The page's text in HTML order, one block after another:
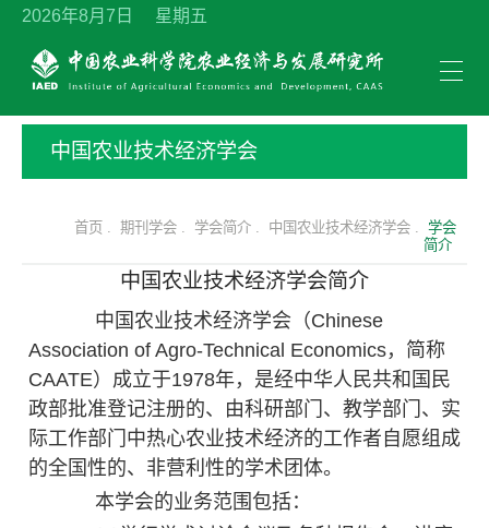
2026年8月7日 星期五
中国农业技术经济学会
首页 . 期刊学会 . 学会简介 . 中国农业技术经济学会 .
学会
简介
中国农业技术经济学会简介
中国农业技术经济学会（Chinese
Association of Agro-Technical Economics，简称
CAATE）成立于1978年，是经中华人民共和国民
政部批准登记注册的、由科研部门、教学部门、实
际工作部门中热心农业技术经济的工作者自愿组成
的全国性的、非营利性的学术团体。
本学会的业务范围包括：